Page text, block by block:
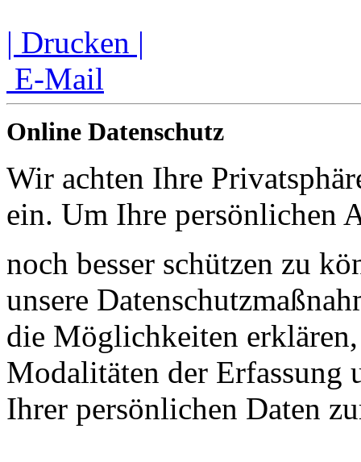
| Drucken |
E-Mail
Online Datenschutz
Wir achten Ihre
ein. Um Ihre persönlichen
noch besser schützen zu
unsere
die Möglichkeiten
Modalitäten der Erfassung
Ihrer persönlichen Daten